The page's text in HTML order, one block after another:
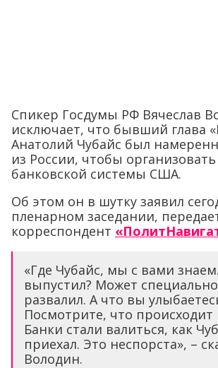
Спикер Госдумы РФ Вячеслав
исключает, что бывший глава
Анатолий Чубайс был
из России, чтобы
банковской системы США.
Об этом он в шутку заявил
пленарном заседании,
корреспондент
«Где Чубайс, мы с вами
выпустил? Может
развалил. А что вы
Посмотрите, что происходит
Банки стали валиться, как
приехал. Это неспорста», –
Володин.